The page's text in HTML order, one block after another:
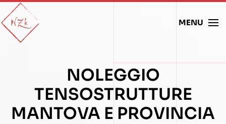
Skip to main content
MENU
NOLEGGIO
TENSOSTRUTTURE
MANTOVA E PROVINCIA